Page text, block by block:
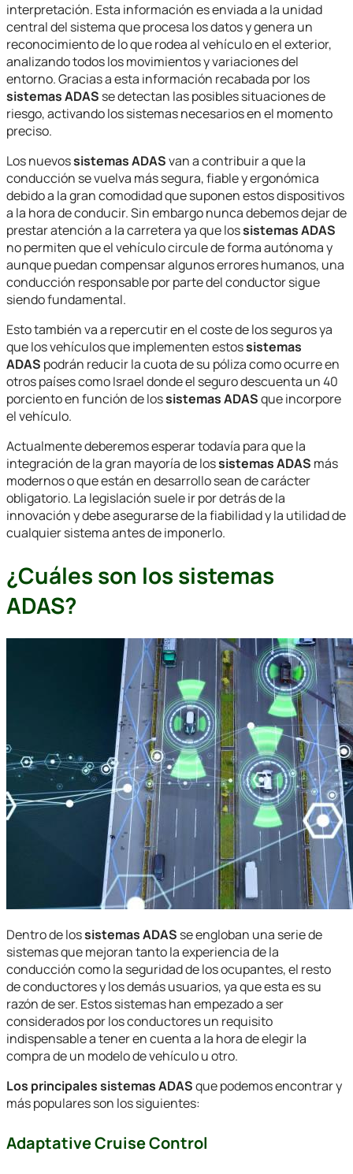
interpretación. Esta información es enviada a la unidad
central del sistema que procesa los datos y genera un
reconocimiento de lo que rodea al vehículo en el exterior,
analizando todos los movimientos y variaciones del
entorno. Gracias a esta información recabada por los
sistemas ADAS se detectan las posibles situaciones de
riesgo, activando los sistemas necesarios en el momento
preciso.
Los nuevossistemas ADASvan a contribuir a que la
conducción se vuelva más segura, fiable y ergonómica
debido a la gran comodidad que suponen estos dispositivos
a la hora de conducir. Sin embargo nunca debemos dejar de
prestar atención a la carretera ya que lossistemas ADAS
no permiten que el vehículo circule de forma autónoma y
aunque puedan compensar algunos errores humanos, una
conducción responsable por parte del conductor sigue
siendo fundamental.
Esto también va a repercutir en el coste de los seguros ya
que los vehículos que implementen estossistemas
ADAS podrán reducir la cuota de su póliza como ocurre en
otros países como Israel donde el seguro descuenta un 40
porciento en función de lossistemas ADASque incorpore
el vehículo.
Actualmente deberemos esperar todavía para que la
integración de la gran mayoría de lossistemas ADAS más
modernos o que están en desarrollo sean de carácter
obligatorio. La legislación suele ir por detrás de la
innovación y debe asegurarse de la fiabilidad y la utilidad de
cualquier sistema antes de imponerlo.
¿Cuáles son los sistemas
ADAS?
Dentro de lossistemas ADAS se engloban una serie de
sistemas que mejoran tanto la experiencia de la
conducción como la seguridad de los ocupantes, el resto
de conductores y los demás usuarios, ya que esta es su
razón de ser. Estos sistemas han empezado a ser
considerados por los conductores un requisito
indispensable a tener en cuenta a la hora de elegir la
compra de un modelo de vehículo u otro.
Los principales sistemas ADASque podemos encontrar y
más populares son los siguientes:
Adaptative Cruise Control